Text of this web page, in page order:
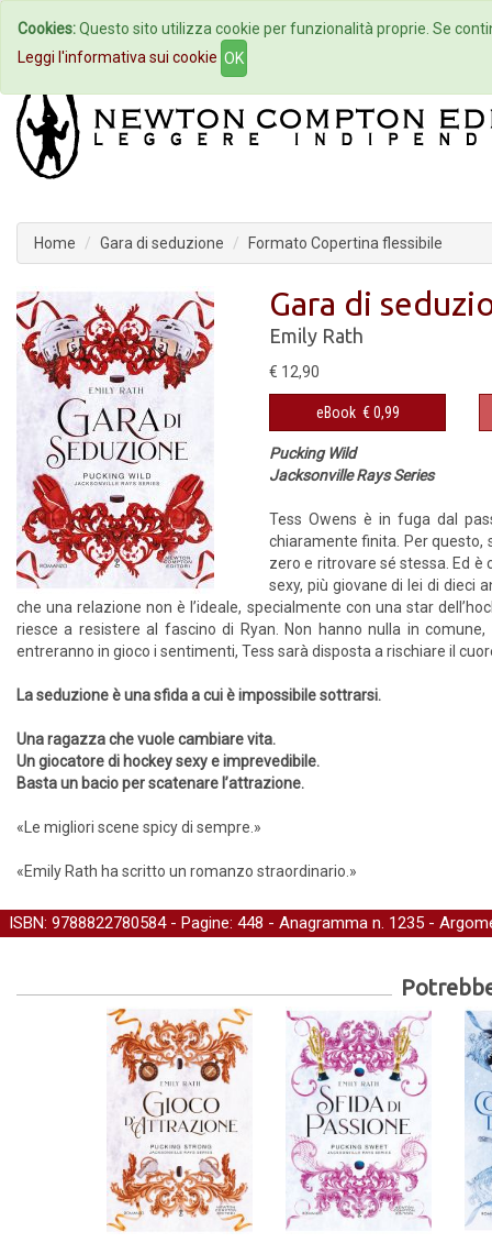
Home Autori Eventi
Home Gara di seduzione Formato Copertina flessibile
Gara di
Emily Rath
€ 12,90
eBook € 0,99
Pucking Wild
Jacksonville Rays Series
Tess Owens è in fuga dal
chiaramente finita. Per questo,
zero e ritrovare sé stessa. Ed è
sexy, più giovane di lei di dieci
che una relazione non è l’ideale, specialmente con una star
riesce a resistere al fascino di Ryan. Non hanno nulla in
entreranno in gioco i sentimenti, Tess sarà disposta a rischiare il
La seduzione è una sfida a cui è impossibile sottrarsi.
Una ragazza che vuole cambiare vita.
Un giocatore di hockey sexy e imprevedibile.
Basta un bacio per scatenare l’attrazione.
«Le migliori scene spicy di sempre.»
«Emily Rath ha scritto un romanzo straordinario.»
ISBN: 9788822780584 - Pagine: 448 - Anagramma n. 1235 -
Cookies:Questo sito utilizza cookie per funzionalità proprie. Se
Leggi l'informativa sui cookie OK